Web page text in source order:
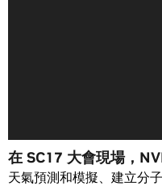
在 SC17 大會現場，
天氣預測和模擬、建立分